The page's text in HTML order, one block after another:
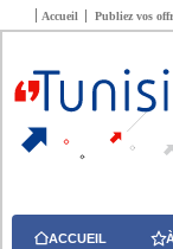
Accueil Publiez vos
ACCUEIL